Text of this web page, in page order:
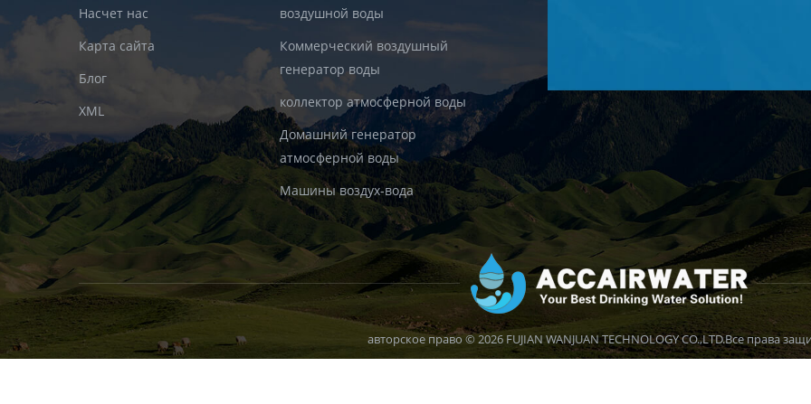
Насчет нас
Карта сайта
Блог
XML
воздушной воды
Коммерческий воздушный
генератор воды
коллектор атмосферной воды
Домашний генератор
атмосферной воды
Машины воздух-вода
авторское право © 2026 FUJIAN WANJUAN TECHNOLOGY CO.,LTD.Все права